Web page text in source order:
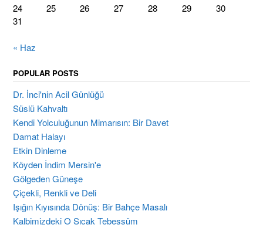
24
25 26 27 28 29
30
31
« Haz
POPULAR POSTS
Dr. İnci'nin Acil Günlüğü
Süslü Kahvaltı
Kendi Yolculuğunun Mimarısın: Bir Davet
Damat Halayı
Etkin Dinleme
Köyden İndim Mersin'e
Gölgeden Güneşe
Çiçekli, Renkli ve Deli
Işığın Kıyısında Dönüş: Bir Bahçe Masalı
Kalbimizdeki O Sıcak Tebessüm